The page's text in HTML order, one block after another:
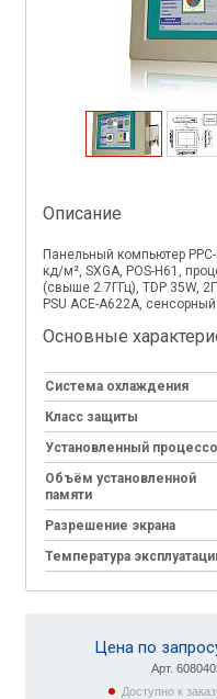
Описание
Панельный компьютер
кд/м², SXGA, POS-H61,
(свыше 2.7ГГц), TDP 35W,
PSU ACE-A622A,
Основные
Система охлаждения
Класс защиты
Установленный
Объём установленной
памяти
Разрешение экрана
Температура
Цена по
Арт.
Доступно к